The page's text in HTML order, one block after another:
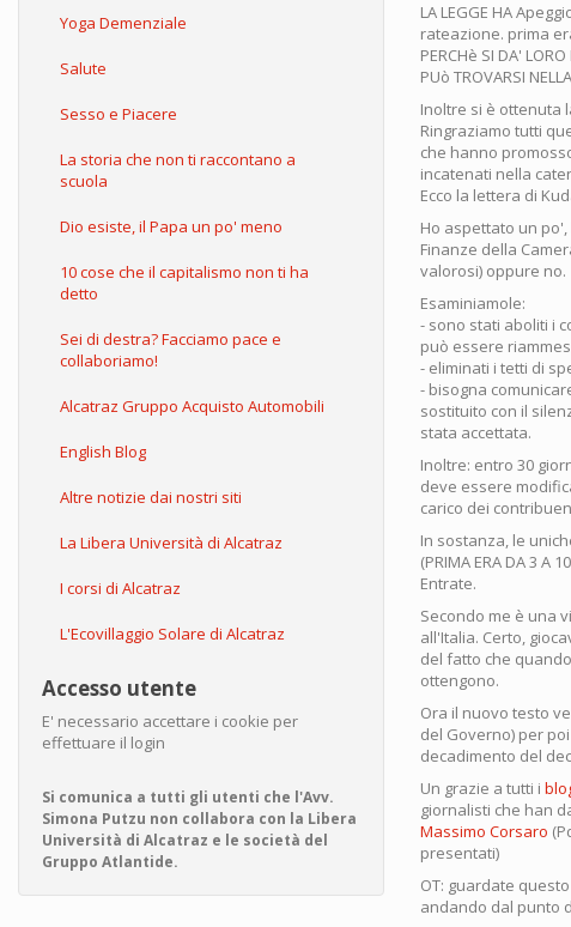
Yoga Demenziale
Salute
Sesso e Piacere
La storia che non ti raccontano a
scuola
Dio esiste, il Papa un po' meno
10 cose che il capitalismo non ti ha
detto
Sei di destra? Facciamo pace e
collaboriamo!
Alcatraz Gruppo Acquisto Automobili
English Blog
Altre notizie dai nostri siti
La Libera Università di Alcatraz
I corsi di Alcatraz
L'Ecovillaggio Solare di Alcatraz
Accesso utente
E' necessario accettare i cookie per
effettuare il login
Si comunica a tutti gli utenti che l'Avv.
Simona Putzu non collabora con la Libera
Università di Alcatraz e le società del
Gruppo Atlantide.
LA LEGGE HA
rateazione. prima era
PERCHè SI DA' LORO
PUò TROVARSI
Inoltre si è ottenuta
Ringraziamo tutti
che hanno
incatenati nella
Ecco la lettera di
Ho aspettato un
Finanze della
valorosi) oppure no.
Esaminiamole:
- sono stati aboliti i
può essere
- eliminati i tetti di
- bisogna
sostituito con il
stata accettata.
Inoltre: entro 30
deve essere
carico dei
In sostanza, le
(PRIMA ERA DA 3
Entrate.
Secondo me è una
all'Italia. Certo,
del fatto che
ottengono.
Ora il nuovo testo
del Governo) per
decadimento del
Un grazie a tutti i
giornalisti che han
Massimo Corsaro
presentati)
OT: guardate questo
andando dal punto